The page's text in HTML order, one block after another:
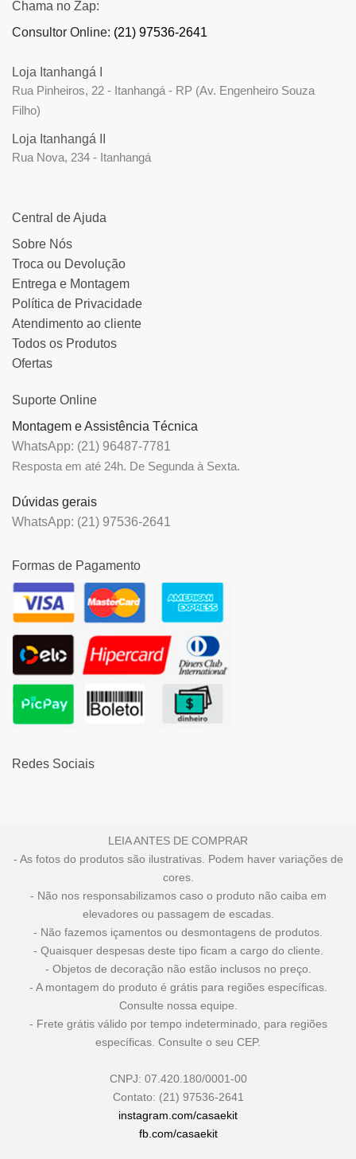
Chama no Zap:
Consultor Online: (21) 97536-2641
Loja Itanhangá I
Rua Pinheiros, 22 - Itanhangá - RP (Av. Engenheiro Souza
Filho)
Loja Itanhangá II
Rua Nova, 234 - Itanhangá
Central de Ajuda
Sobre Nós
Troca ou Devolução
Entrega e Montagem
Política de Privacidade
Atendimento ao cliente
Todos os Produtos
Ofertas
Suporte Online
Montagem e Assistência Técnica
WhatsApp: (21) 96487-7781
Resposta em até 24h. De Segunda à Sexta.
Dúvidas gerais
WhatsApp: (21) 97536-2641
Formas de Pagamento
Redes Sociais
LEIA ANTES DE COMPRAR
- As fotos do produtos são ilustrativas. Podem haver variações de
cores.
- Não nos responsabilizamos caso o produto não caiba em
elevadores ou passagem de escadas.
- Não fazemos içamentos ou desmontagens de produtos.
- Quaisquer despesas deste tipo ficam a cargo do cliente.
- Objetos de decoração não estão inclusos no preço.
- A montagem do produto é grátis para regiões específicas.
Consulte nossa equipe.
- Frete grátis válido por tempo indeterminado, para regiões
específicas. Consulte o seu CEP.
CNPJ: 07.420.180/0001-00
Contato: (21) 97536-2641
instagram.com/casaekit
fb.com/casaekit